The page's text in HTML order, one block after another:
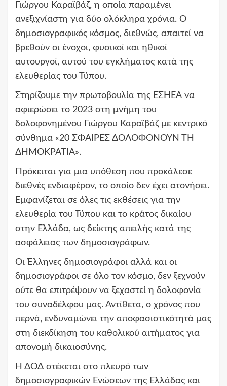
Γιώργου Καραϊβάζ, η οποία παραμένει
ανεξιχνίαστη για δύο ολόκληρα χρόνια. Ο
δημοσιογραφικός κόσμος, διεθνώς, απαιτεί να
βρεθούν οι ένοχοι, φυσικοί και ηθικοί
αυτουργοί, αυτού του εγκλήματος κατά της
ελευθερίας του Τύπου.
Στηρίζουμε την πρωτοβουλία της ΕΣΗΕΑ να
αφιερώσει το 2023 στη μνήμη του
δολοφονημένου Γιώργου Καραϊβάζ με κεντρικό
σύνθημα «20 ΣΦΑΙΡΕΣ ΔΟΛΟΦΟΝΟΥΝ ΤΗ
ΔΗΜΟΚΡΑΤΙΑ».
Πρόκειται για μια υπόθεση που προκάλεσε
διεθνές ενδιαφέρον, το οποίο δεν έχει ατονήσει.
Εμφανίζεται σε όλες τις εκθέσεις για την
ελευθερία του Τύπου και το κράτος δικαίου
στην Ελλάδα, ως δείκτης απειλής κατά της
ασφάλειας των δημοσιογράφων.
Οι Έλληνες δημοσιογράφοι αλλά και οι
δημοσιογράφοι σε όλο τον κόσμο, δεν ξεχνούν
ούτε θα επιτρέψουν να ξεχαστεί η δολοφονία
του συναδέλφου μας. Αντίθετα, ο χρόνος που
περνά, ενδυναμώνει την αποφασιστικότητά μας
στη διεκδίκηση του καθολικού αιτήματος για
απονομή δικαιοσύνης.
Η ΔΟΔ στέκεται στο πλευρό των
δημοσιογραφικών Ενώσεων της Ελλάδας και